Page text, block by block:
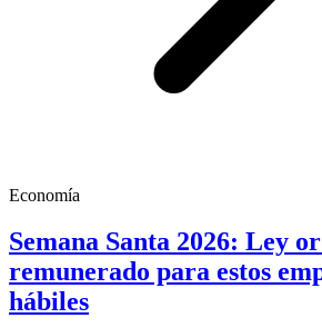
Economía
Semana Santa 2026: Ley
remunerado para estos
hábiles